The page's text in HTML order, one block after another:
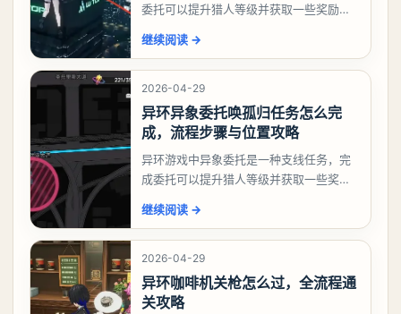
委托可以提升猎人等级并获取一些奖励，
么做，下面就来告诉大家。异环异象委托
祸兮洄游任务攻略
继续阅读 →
2026-04-29
异环异象委托唤孤归任务怎么完
成，流程步骤与位置攻略
异环游戏中异象委托是一种支线任务，完
成委托可以提升猎人等级并获取一些奖
么做，今天游戏熊就来告诉大家。异环异
象委托唤孤归任务攻
继续阅读 →
2026-04-29
异环咖啡机关枪怎么过，全流程通
关攻略